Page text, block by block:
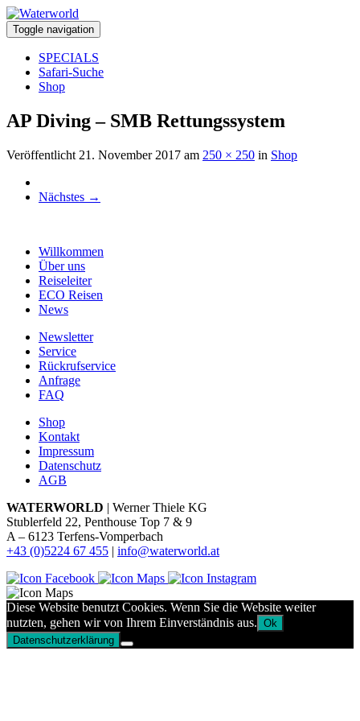
Toggle navigation
SPECIALS
Safari-Suche
Shop
AP Diving – SMB Rettungssystem
Veröffentlicht 21. November 2017 am 250 × 250 in Shop
Nächstes →
Willkommen
Über uns
Reiseleiter
ECO Reisen
News
Newsletter
Service
Rückrufservice
Anfrage
FAQ
Shop
Kontakt
Impressum
Datenschutz
AGB
WATERWORLD | Werner Thiele KG
Stublerfeld 22, Penthouse Top 7 & 9
A – 6123 Terfens-Vomperbach
+43 (0)5224 67 455 | info@waterworld.at
Diese Website benutzt Cookies. Wenn Sie die Website weiter
nutzten, gehen wir von Ihrem Einverständnis aus. Ok
Datenschutzerklärung